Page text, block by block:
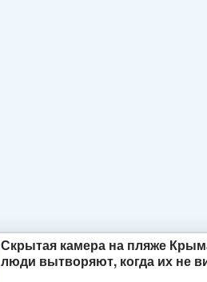
Скрытая камера на пляже
люди вытворяют, когда их не